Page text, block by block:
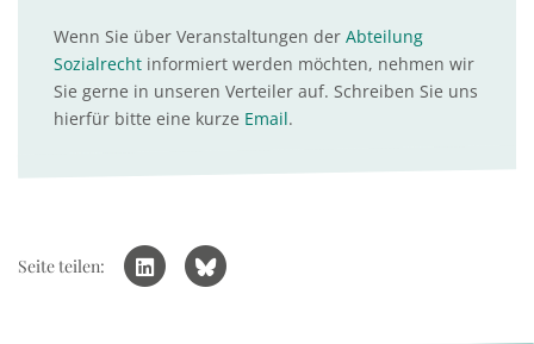
Wenn Sie über Veranstaltungen der Abteilung
Sozialrecht informiert werden möchten, nehmen wir
Sie gerne in unseren Verteiler auf. Schreiben Sie uns
hierfür bitte eine kurze Email.
Seite teilen: